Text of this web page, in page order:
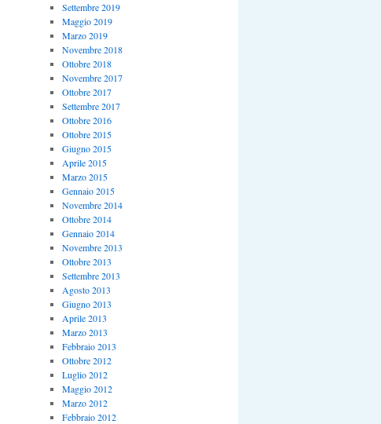
Settembre 2019
Maggio 2019
Marzo 2019
Novembre 2018
Ottobre 2018
Novembre 2017
Ottobre 2017
Settembre 2017
Ottobre 2016
Ottobre 2015
Giugno 2015
Aprile 2015
Marzo 2015
Gennaio 2015
Novembre 2014
Ottobre 2014
Gennaio 2014
Novembre 2013
Ottobre 2013
Settembre 2013
Agosto 2013
Giugno 2013
Aprile 2013
Marzo 2013
Febbraio 2013
Ottobre 2012
Luglio 2012
Maggio 2012
Marzo 2012
Febbraio 2012